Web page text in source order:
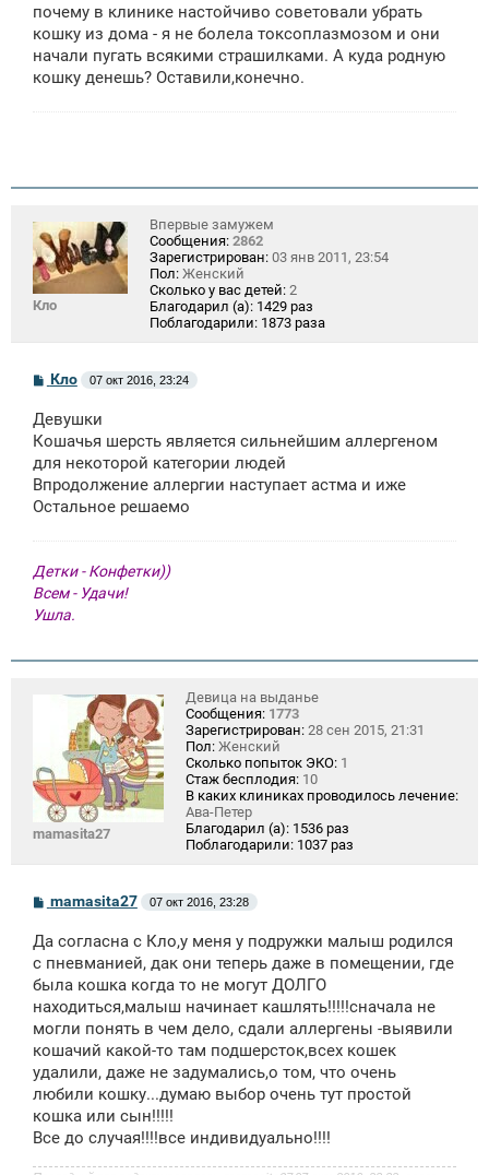
щ
н
и
почему в клинике настойчиво советовали убрать
кошку из дома - я не болела токсоплазмозом и они
начали пугать всякими страшилками. А куда родную
кошку денешь? Оставили,конечно.
Кло
Впервые замужем
Сообщения: 2862
Зарегистрирован: 03 янв 2011, 23:54
Пол: Женский
Сколько у вас детей: 2
Благодарил (а): 1429 раз
Поблагодарили: 1873 раза
С
о
б
щ
н
и
Кло 07 окт 2016, 23:24
Девушки
Кошачья шерсть является сильнейшим аллергеном
для некоторой категории людей
Впродолжение аллергии наступает астма и иже
Остальное решаемо
Детки - Конфетки))
Всем - Удачи!
Ушла.
mamasita27
Девица на выданье
Сообщения: 1773
Зарегистрирован: 28 сен 2015, 21:31
Пол: Женский
Сколько попыток ЭКО: 1
Стаж бесплодия: 10
В каких клиниках проводилось лечение:
Ава-Петер
Благодарил (а): 1536 раз
Поблагодарили: 1037 раз
С
о
б
щ
н
и
mamasita27 07 окт 2016, 23:28
Да согласна с Кло,у меня у подружки малыш родился
с пневманией, дак они теперь даже в помещении, где
была кошка когда то не могут ДОЛГО
находиться,малыш начинает кашлять!!!!!сначала не
могли понять в чем дело, сдали аллергены -выявили
кошачий какой-то там подшерсток,всех кошек
удалили, даже не задумались,о том, что очень
любили кошку...думаю выбор очень тут простой
кошка или сын!!!!!
Все до случая!!!!все индивидуально!!!!